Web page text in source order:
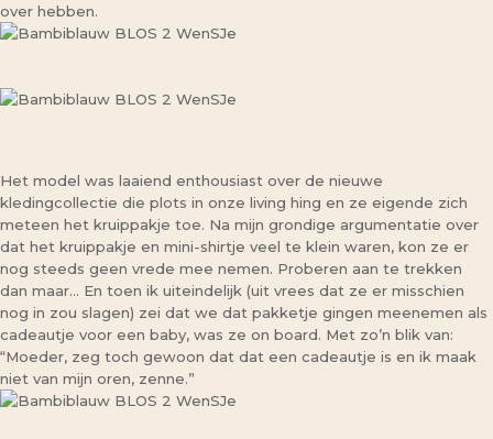
over hebben.
Het model was laaiend enthousiast over de nieuwe
kledingcollectie die plots in onze living hing en ze eigende zich
meteen het kruippakje toe. Na mijn grondige argumentatie over
dat het kruippakje en mini-shirtje veel te klein waren, kon ze er
nog steeds geen vrede mee nemen. Proberen aan te trekken
dan maar… En toen ik uiteindelijk (uit vrees dat ze er misschien
nog in zou slagen) zei dat we dat pakketje gingen meenemen als
cadeautje voor een baby, was ze on board. Met zo’n blik van:
“Moeder, zeg toch gewoon dat dat een cadeautje is en ik maak
niet van mijn oren, zenne.”